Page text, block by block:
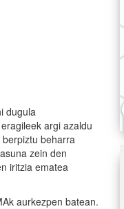
dugula
argi azaldu
beharra
zein den
iritzia ematea
aurkezpen batean.